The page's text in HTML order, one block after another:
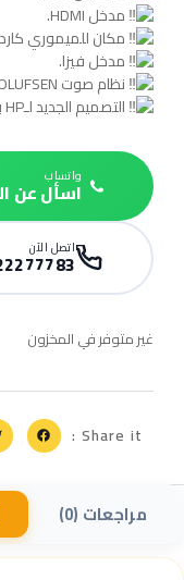
مدخل HDMI.
مكان للميموري
مدخل فيزا.
نظام صوت BANG & OLUFSEN.
التصميم الجديد لـHP بخامات عالمية.
واتساب
اسأل عن
اتصل الآن
غير متوفر في المخزون
Share it :
مراجعات (0)